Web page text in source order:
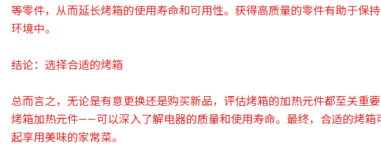
等零件，从而延长烤箱的使用寿命和可用性。获得高质量的零件有助于保
环境中。
结论：选择合适的烤箱
总而言之，无论是有意更换还是购买新品，评估烤箱的加热元件都至关重
烤箱加热元件——可以深入了解电器的质量和使用寿命。最终，合适的烤
起享用美味的家常菜。